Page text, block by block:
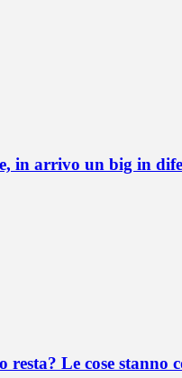
in arrivo un big in
resta? Le cose stanno